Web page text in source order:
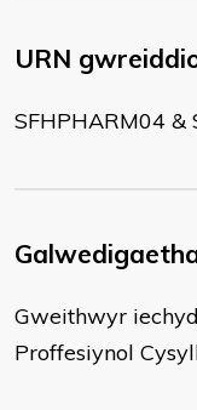
URN
SFHPHARM04 &
Gweithwyr
Proffesiynol